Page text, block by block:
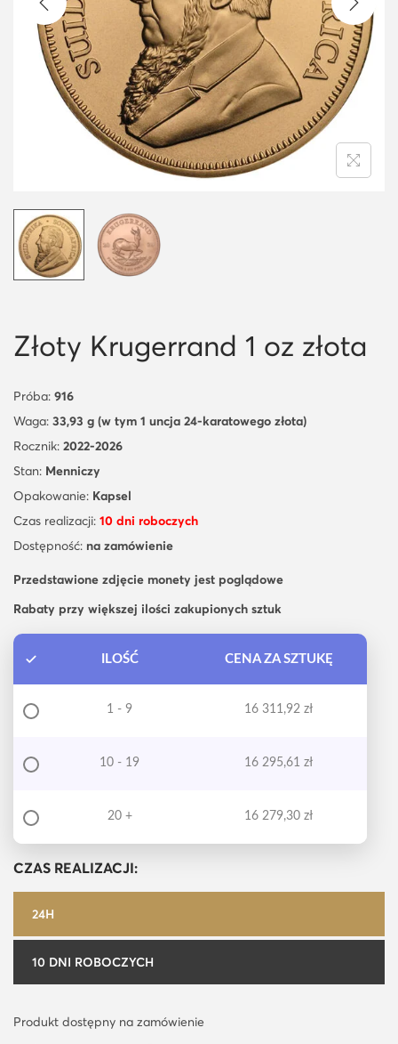
i
o
n
Złoty Krugerrand 1 oz złota
Próba: 916
Waga: 33,93 g (w tym 1 uncja 24-karatowego złota)
Rocznik: 2022-2026
Stan: Menniczy
Opakowanie: Kapsel
Czas realizacji: 10 dni roboczych
Dostępność: na zamówienie
Przedstawione zdjęcie monety jest poglądowe
Rabaty przy większej ilości zakupionych sztuk
ILOŚĆ CENA ZA SZTUKĘ
1 - 9 16 311,92 zł
10 - 19 16 295,61 zł
20 + 16 279,30 zł
CZAS REALIZACJI:
24H
10 DNI ROBOCZYCH
Produkt dostępny na zamówienie